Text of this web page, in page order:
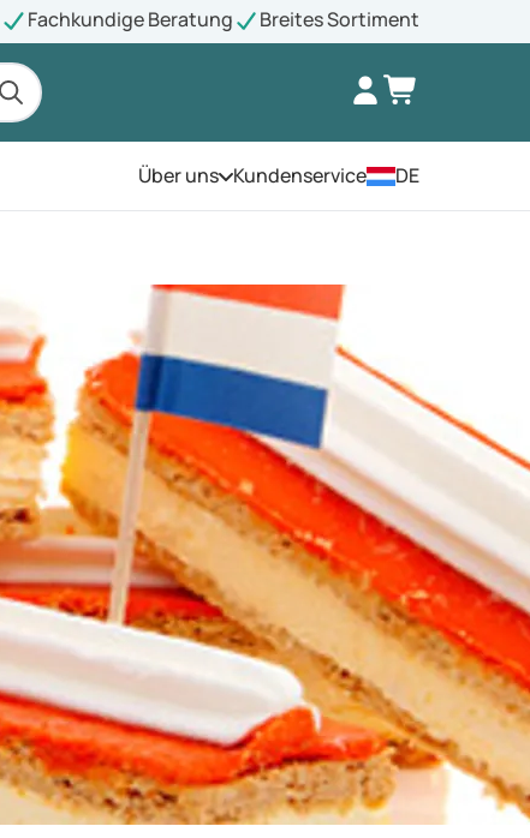
Fachkundige Beratung Breites Sortiment
Über unsÖffnen Sie das Menü
Kundenservice DE